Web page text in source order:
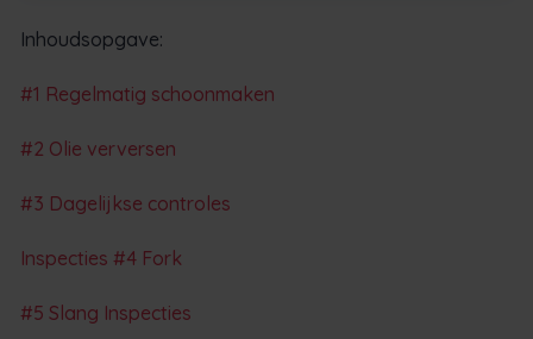
Inhoudsopgave:
#1 Regelmatig schoonmaken
#2 Olie verversen
#3 Dagelijkse controles
Inspecties #4 Fork
#5 Slang Inspecties